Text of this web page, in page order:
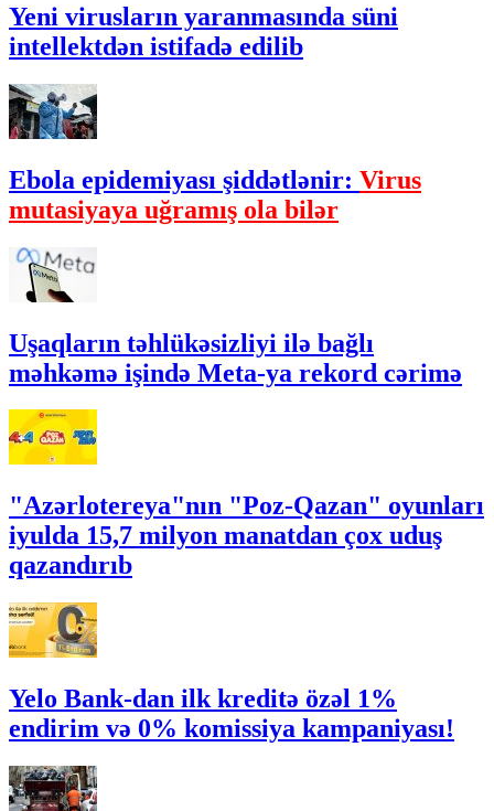
Yeni virusların yaranmasında süni
intellektdən istifadə edilib
Ebola epidemiyası şiddətlənir: Virus
mutasiyaya uğramış ola bilər
Uşaqların təhlükəsizliyi ilə bağlı
məhkəmə işində Meta-ya rekord cərimə
"Azərlotereya"nın "Poz-Qazan" oyunları
iyulda 15,7 milyon manatdan çox uduş
qazandırıb
Yelo Bank-dan ilk kreditə özəl 1%
endirim və 0% komissiya kampaniyası!